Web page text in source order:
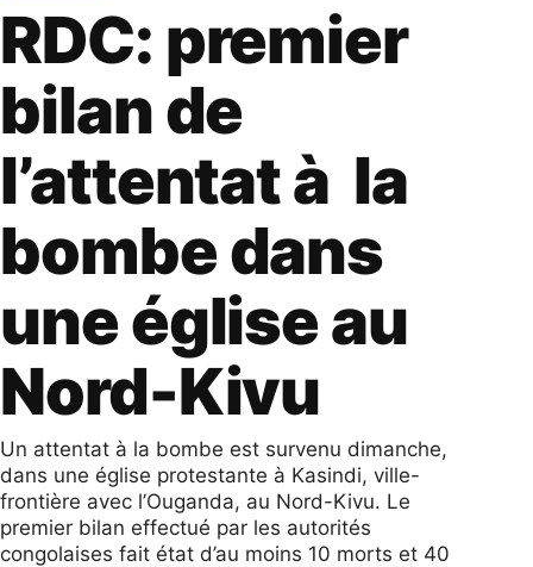
RDC: premier
bilan de
l’attentat à la
bombe dans
une église au
Nord-Kivu
Un attentat à la bombe est survenu dimanche,
dans une église protestante à Kasindi, ville-
frontière avec l’Ouganda, au Nord-Kivu. Le
premier bilan effectué par les autorités
congolaises fait état d’au moins 10 morts et 40